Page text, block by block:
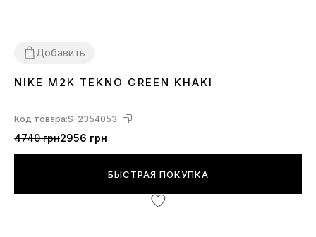
Добавить
36
NIKE M2K TEKNO GREEN KHAKI
Код товара:S-2354053
4740 грн2956 грн
БЫСТРАЯ ПОКУПКА